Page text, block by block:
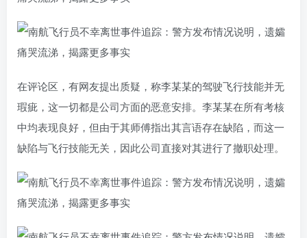
在评论区，有网友提出质疑，称李某某的驾驶飞行技能并无
瑕疵，这一切都是公司方面的恶意安排。李某某在所有考核
中均表现良好，但由于其师傅指出其言语存在缺陷，而这一
缺陷与飞行技能无关，因此公司直接对其进行了撤职处理。